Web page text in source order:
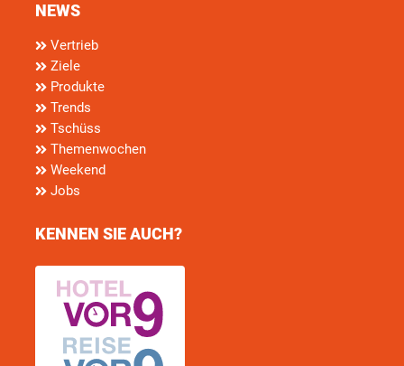
NEWS
Vertrieb
Ziele
Produkte
Trends
Tschüss
Themenwochen
Weekend
Jobs
KENNEN SIE AUCH?